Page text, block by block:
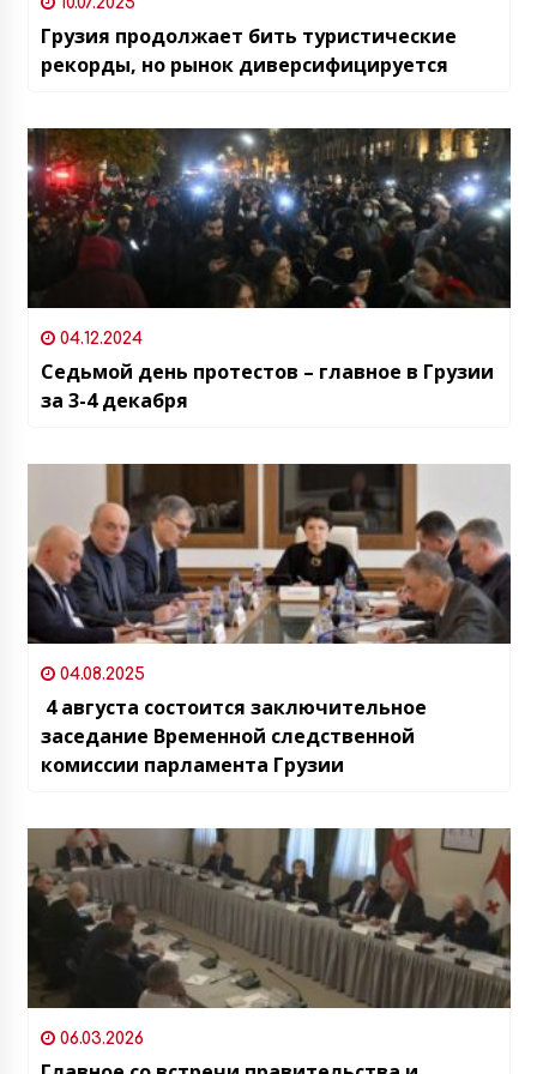
Грузия продолжает бить туристические
рекорды, но рынок диверсифицируется
04.12.2024
Седьмой день протестов – главное в Грузии
за 3-4 декабря
04.08.2025
4 августа состоится заключительное
заседание Временной следственной
комиссии парламента Грузии
06.03.2026